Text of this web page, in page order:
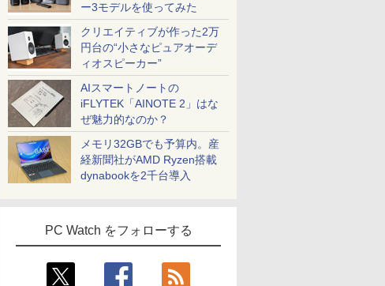
ー3モデルを使ってみた
クリエイティブが作った2万
円台の“小さなピュアオーデ
ィオスピーカー”
AIスマートノートの
iFLYTEK「AINOTE 2」はな
ぜ魅力的なのか？
メモリ32GBでも予算内。産
経新聞社がAMD Ryzen搭載
dynabookを2千台導入
PC Watch をフォローする